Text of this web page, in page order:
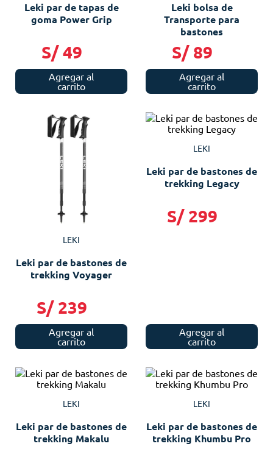
Leki par de tapas de
goma Power Grip
S/ 49
Agregar al
carrito
Leki bolsa de
Transporte para
bastones
S/ 89
Agregar al
carrito
LEKI
Leki par de bastones de
trekking Voyager
S/ 239
Agregar al
carrito
LEKI
Leki par de bastones de
trekking Legacy
S/ 299
Agregar al
carrito
LEKI
Leki par de bastones de
trekking Makalu
LEKI
Leki par de bastones de
trekking Khumbu Pro